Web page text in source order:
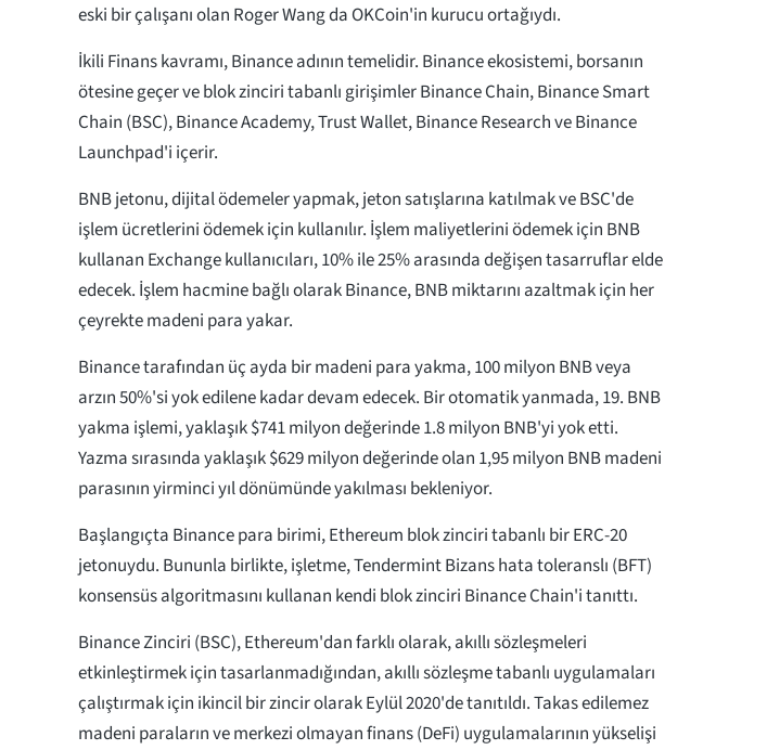
eski bir çalışanı olan Roger Wang da OKCoin'in kurucu ortağıydı.
İkili Finans kavramı, Binance adının temelidir. Binance ekosistemi, borsanın
ötesine geçer ve blok zinciri tabanlı girişimler Binance Chain, Binance Smart
Chain (BSC), Binance Academy, Trust Wallet, Binance Research ve Binance
Launchpad'i içerir.
BNB jetonu, dijital ödemeler yapmak, jeton satışlarına katılmak ve BSC'de
işlem ücretlerini ödemek için kullanılır. İşlem maliyetlerini ödemek için BNB
kullanan Exchange kullanıcıları, 10% ile 25% arasında değişen tasarruflar elde
edecek. İşlem hacmine bağlı olarak Binance, BNB miktarını azaltmak için her
çeyrekte madeni para yakar.
Binance tarafından üç ayda bir madeni para yakma, 100 milyon BNB veya
arzın 50%'si yok edilene kadar devam edecek. Bir otomatik yanmada, 19. BNB
yakma işlemi, yaklaşık $741 milyon değerinde 1.8 milyon BNB'yi yok etti.
Yazma sırasında yaklaşık $629 milyon değerinde olan 1,95 milyon BNB madeni
parasının yirminci yıl dönümünde yakılması bekleniyor.
Başlangıçta Binance para birimi, Ethereum blok zinciri tabanlı bir ERC-20
jetonuydu. Bununla birlikte, işletme, Tendermint Bizans hata toleranslı (BFT)
konsensüs algoritmasını kullanan kendi blok zinciri Binance Chain'i tanıttı.
Binance Zinciri (BSC), Ethereum'dan farklı olarak, akıllı sözleşmeleri
etkinleştirmek için tasarlanmadığından, akıllı sözleşme tabanlı uygulamaları
çalıştırmak için ikincil bir zincir olarak Eylül 2020'de tanıtıldı. Takas edilemez
madeni paraların ve merkezi olmayan finans (DeFi) uygulamalarının yükselişi